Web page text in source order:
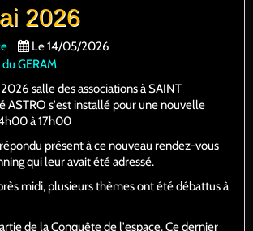
2026
Le 14/05/2026
GERAM
salle des associations à SAINT
ASTRO s'est installé pour une nouvelle
à 17h00
présent à ce nouveau rendez-vous
qui leur avait été adressé.
midi, plusieurs thèmes ont été débattus à
de la Conquête de l'espace. Ce dernier